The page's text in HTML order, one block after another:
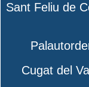
Sant Feliu de
Cugat del